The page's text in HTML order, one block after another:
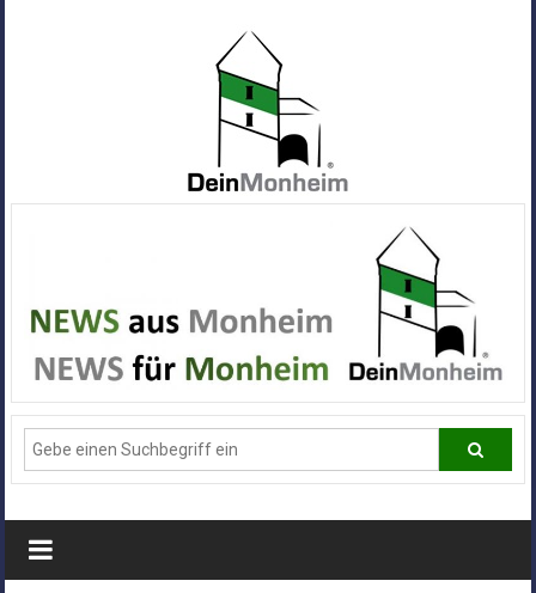
Alle
News
aus
Deiner
Stadt
Monheim